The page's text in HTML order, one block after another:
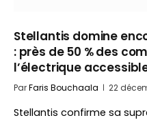
Stellantis domine
: près de 50 % des
l’électrique
ParFaris Bouchaala 22
Stellantis confirme sa